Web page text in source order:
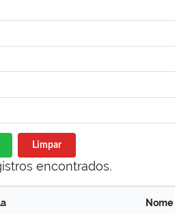
Limpar
encontrados.
Nome